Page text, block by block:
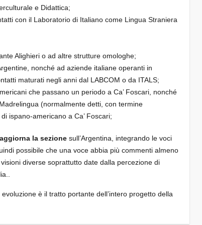
e Didattica;
con il Laboratorio di Italiano come Lingua Straniera
Alighieri o ad altre strutture omologhe;
nonché ad aziende italiane operanti in
maturati negli anni dal LABCOM o da ITALS;
che passano un periodo a Ca’ Foscari, nonché
(normalmente detti, con termine
ispano-americano a Ca’ Foscari;
la sezione sull’Argentina, integrando le voci
possibile che una voce abbia più commenti almeno
diverse soprattutto date dalla percezione di
è il tratto portante dell’intero progetto della